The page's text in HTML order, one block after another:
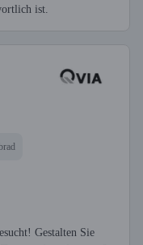
ist.
Gestalten Sie